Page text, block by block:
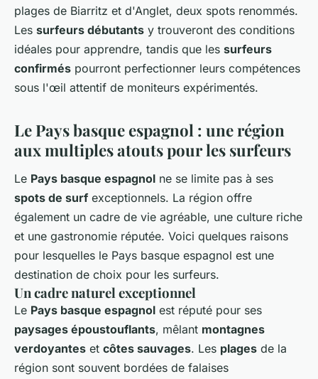
plages de Biarritz et d'Anglet, deux spots renommés.
Les surfeurs débutants y trouveront des conditions
idéales pour apprendre, tandis que les surfeurs
confirmés pourront perfectionner leurs compétences
sous l'œil attentif de moniteurs expérimentés.
Le Pays basque espagnol : une région
aux multiples atouts pour les surfeurs
Le Pays basque espagnol ne se limite pas à ses
spots de surf exceptionnels. La région offre
également un cadre de vie agréable, une culture riche
et une gastronomie réputée. Voici quelques raisons
pour lesquelles le Pays basque espagnol est une
destination de choix pour les surfeurs.
Un cadre naturel exceptionnel
Le Pays basque espagnol est réputé pour ses
paysages époustouflants, mêlant montagnes
verdoyantes et côtes sauvages. Les plages de la
région sont souvent bordées de falaises